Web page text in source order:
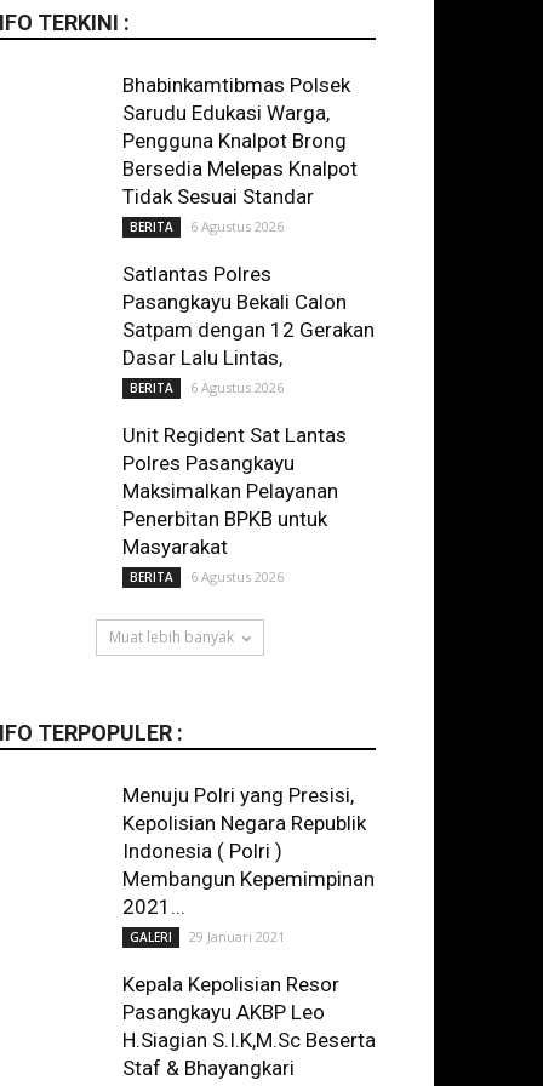
TERKINI :
Bhabinkamtibmas Polsek
Sarudu Edukasi Warga,
Pengguna Knalpot Brong
Bersedia Melepas Knalpot
Tidak Sesuai Standar
BERITA 6 Agustus 2026
Satlantas Polres
Pasangkayu Bekali Calon
Satpam dengan 12 Gerakan
Dasar Lalu Lintas,
BERITA 6 Agustus 2026
Unit Regident Sat Lantas
Polres Pasangkayu
Maksimalkan Pelayanan
Penerbitan BPKB untuk
Masyarakat
BERITA 6 Agustus 2026
Muat lebih banyak
TERPOPULER :
Menuju Polri yang Presisi,
Kepolisian Negara Republik
Indonesia ( Polri )
Membangun Kepemimpinan
2021...
GALERI 29 Januari 2021
Kepala Kepolisian Resor
Pasangkayu AKBP Leo
H.Siagian S.I.K,M.Sc Beserta
Staf & Bhayangkari